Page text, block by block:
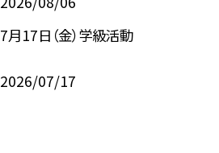
7月17日（金）学級活動
2026/07/17